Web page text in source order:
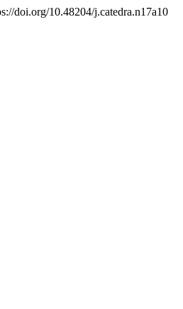
doi.org/10.48204/j.catedra.n17a10